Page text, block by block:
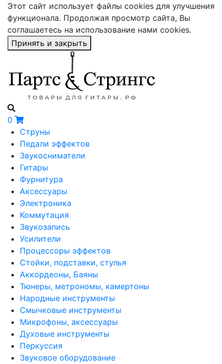
Этот сайт использует файлы cookies для улучшения
функционала. Продолжая просмотр сайта, Вы
соглашаетесь на использование нами cookies.
Принять и закрыть
0
Струны
Педали эффектов
Звукосниматели
Гитары
Фурнитура
Аксессуары
Электроника
Коммутация
Звукозапись
Усилители
Процессоры эффектов
Стойки, подставки, стулья
Аккордеоны, Баяны
Тюнеры, метрономы, камертоны
Народные инструменты
Смычковые инструменты
Микрофоны, аксессуары
Духовые инструменты
Перкуссия
Звуковое оборудование